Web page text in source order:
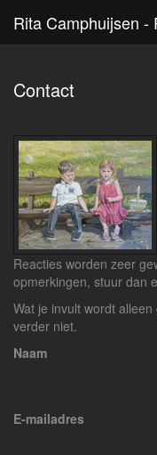
Rita Camphuijsen -
Contact
Reacties worden zeer
opmerkingen, stuur dan
Wat je invult wordt
verder niet.
Naam
E-mailadres